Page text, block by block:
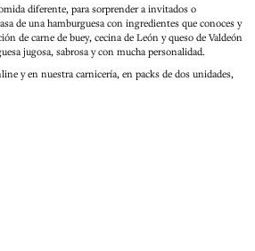
diferente, para sorprender a invitados o
de una hamburguesa con ingredientes que conoces y
de carne de buey, cecina de León y queso de Valdeón
jugosa, sabrosa y con mucha personalidad.
y en nuestra carnicería, en packs de dos unidades,